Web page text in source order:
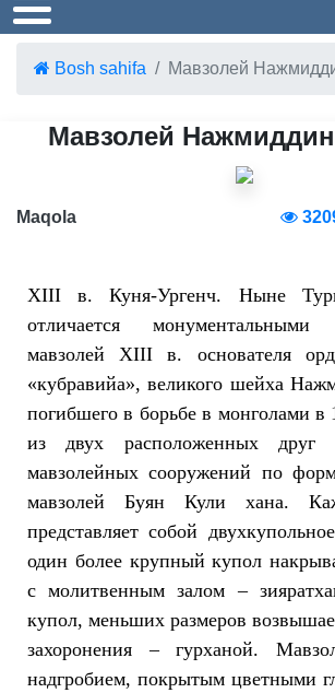
Bosh sahifa Мавзолей
Мавзолей
Maqola
XIII в. Куня-Ургенч. Ныне
отличается
мавзолей XIII в. основателя
«кубравийа», великого шейха
погибшего в борьбе в монголами в
из двух расположенных друг
мавзолейных сооружений по
мавзолей Буян Кули хана.
представляет собой
один более крупный купол
с молитвенным залом –
купол, меньших размеров
захоронения – гурханой.
надгробием, покрытым цветными